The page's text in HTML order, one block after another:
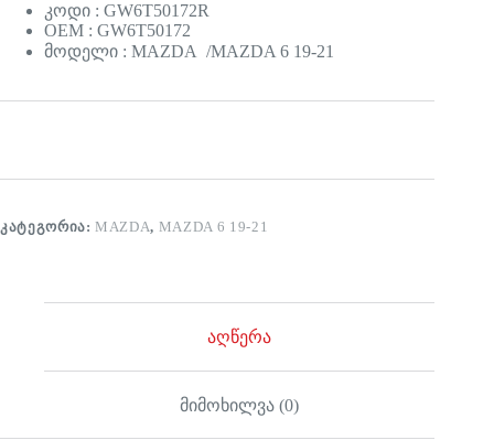
კოდი : GW6T50172R
OEM : GW6T50172
მოდელი : MAZDA /MAZDA 6 19-21
ᲙᲐᲢᲔᲒᲝᲠᲘᲐ:MAZDA, MAZDA 6 19-21
აღწერა
მიმოხილვა (0)